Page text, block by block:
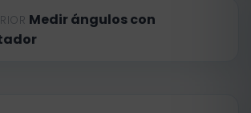
Medir ángulos con